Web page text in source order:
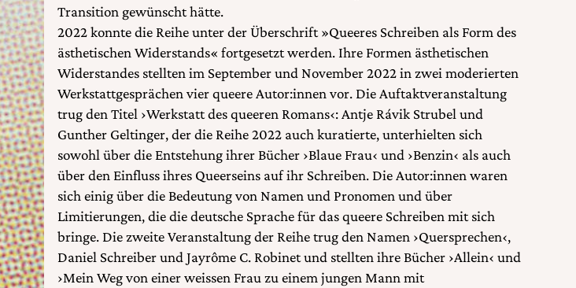
Transition gewünscht hätte.
2022 konnte die Reihe unter der Überschrift »Queeres Schreiben als Form des
ästhetischen Widerstands« fortgesetzt werden. Ihre Formen ästhetischen
Widerstandes stellten im September und November 2022 in zwei moderierten
Werkstattgesprächen vier queere Autor:innen vor. Die Auftaktveranstaltung
trug den Titel ›Werkstatt des queeren Romans‹: Antje Rávik Strubel und
Gunther Geltinger, der die Reihe 2022 auch kuratierte, unterhielten sich
sowohl über die Entstehung ihrer Bücher ›Blaue Frau‹ und ›Benzin‹ als auch
über den Einfluss ihres Queerseins auf ihr Schreiben. Die Autor:innen waren
sich einig über die Bedeutung von Namen und Pronomen und über
Limitierungen, die die deutsche Sprache für das queere Schreiben mit sich
bringe. Die zweite Veranstaltung der Reihe trug den Namen ›Quersprechen‹,
Daniel Schreiber und Jayrôme C. Robinet und stellten ihre Bücher ›Allein‹ und
›Mein Weg von einer weissen Frau zu einem jungen Mann mit